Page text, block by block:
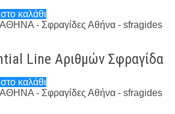
καλάθι
Line Αριθμών Σφραγίδα
καλάθι